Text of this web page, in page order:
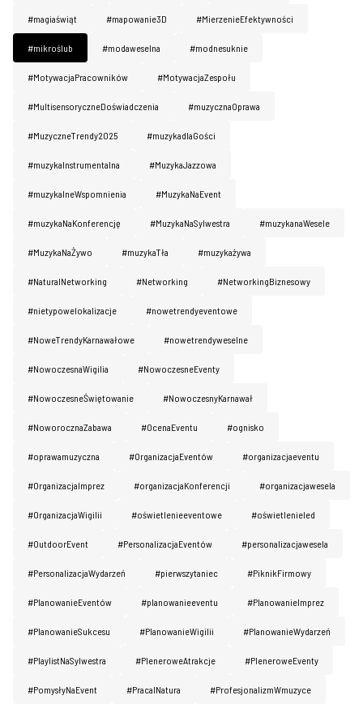
#magiaświąt #mapowanie3D #MierzenieEfektywności
#mikroślub #modaweselna #modnesuknie
#MotywacjaPracowników #MotywacjaZespołu
#MultisensoryczneDoświadczenia #muzycznaOprawa
#MuzyczneTrendy2025 #muzykadlaGości
#muzykaInstrumentalna #MuzykaJazzowa
#muzykalneWspomnienia #MuzykaNaEvent
#muzykaNaKonferencję #MuzykaNaSylwestra #muzykanaWesele
#MuzykaNaŻywo #muzykaTła #muzykażywa
#NaturaINetworking #Networking #NetworkingBiznesowy
#nietypowelokalizacje #nowetrendyeventowe
#NoweTrendyKarnawałowe #nowetrendyweselne
#NowoczesnaWigilia #NowoczesneEventy
#NowoczesneŚwiętowanie #NowoczesnyKarnawał
#NoworocznaZabawa #OcenaEventu #ognisko
#oprawamuzyczna #OrganizacjaEventów #organizacjaeventu
#OrganizacjaImprez #organizacjaKonferencji #organizacjawesela
#OrganizacjaWigilii #oświetlenieeventowe #oświetlenieled
#OutdoorEvent #PersonalizacjaEventów #personalizacjawesela
#PersonalizacjaWydarzeń #pierwszytaniec #PiknikFirmowy
#PlanowanieEventów #planowanieeventu #PlanowanieImprez
#PlanowanieSukcesu #PlanowanieWigilii #PlanowanieWydarzeń
#PlaylistNaSylwestra #PleneroweAtrakcje #PleneroweEventy
#PomysłyNaEvent #PracaINatura #ProfesjonalizmWmuzyce